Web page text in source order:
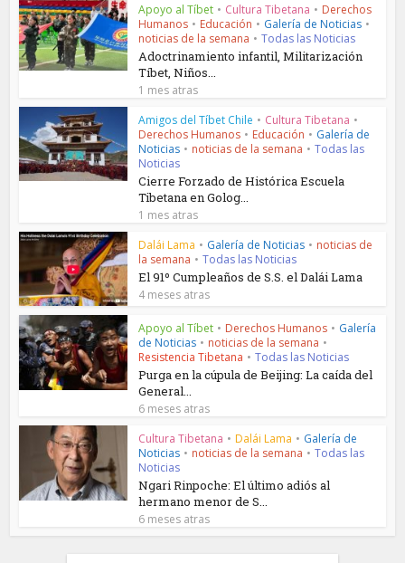
Apoyo al Tíbet • Cultura Tibetana • Derechos
Humanos • Educación • Galería de Noticias •
noticias de la semana • Todas las Noticias
Adoctrinamiento infantil, Militarización
Tíbet, Niños...
1 mes atras
Amigos del Tíbet Chile • Cultura Tibetana •
Derechos Humanos • Educación • Galería de
Noticias • noticias de la semana • Todas las
Noticias
Cierre Forzado de Histórica Escuela
Tibetana en Golog...
1 mes atras
Dalái Lama • Galería de Noticias • noticias de
la semana • Todas las Noticias
El 91º Cumpleaños de S.S. el Dalái Lama
4 meses atras
Apoyo al Tíbet • Derechos Humanos • Galería
de Noticias • noticias de la semana •
Resistencia Tibetana • Todas las Noticias
Purga en la cúpula de Beijing: La caída del
General...
6 meses atras
Cultura Tibetana • Dalái Lama • Galería de
Noticias • noticias de la semana • Todas las
Noticias
Ngari Rinpoche: El último adiós al
hermano menor de S...
6 meses atras